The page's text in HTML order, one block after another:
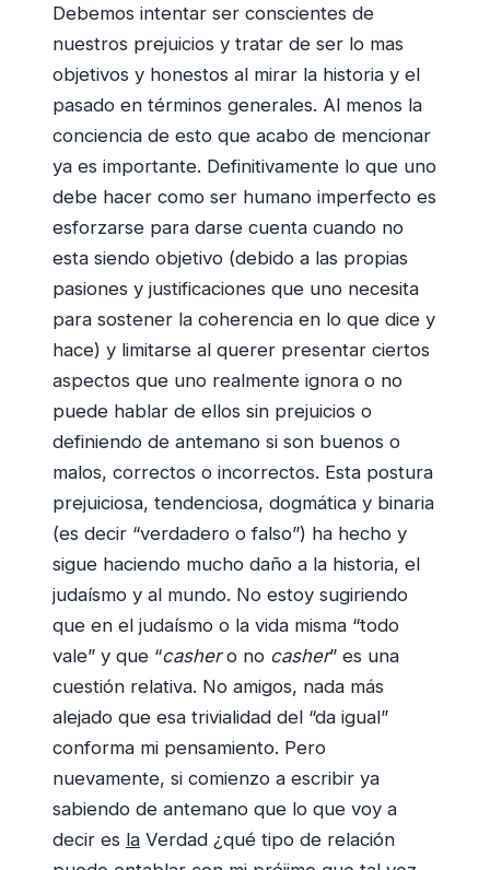
Debemos intentar ser conscientes de
nuestros prejuicios y tratar de ser lo mas
objetivos y honestos al mirar la historia y el
pasado en términos generales. Al menos la
conciencia de esto que acabo de mencionar
ya es importante. Definitivamente lo que uno
debe hacer como ser humano imperfecto es
esforzarse para darse cuenta cuando no
esta siendo objetivo (debido a las propias
pasiones y justificaciones que uno necesita
para sostener la coherencia en lo que dice y
hace) y limitarse al querer presentar ciertos
aspectos que uno realmente ignora o no
puede hablar de ellos sin prejuicios o
definiendo de antemano si son buenos o
malos, correctos o incorrectos. Esta postura
prejuiciosa, tendenciosa, dogmática y binaria
(es decir “verdadero o falso”) ha hecho y
sigue haciendo mucho daño a la historia, el
judaísmo y al mundo. No estoy sugiriendo
que en el judaísmo o la vida misma “todo
vale” y que “cashero no casher” es una
cuestión relativa. No amigos, nada más
alejado que esa trivialidad del “da igual”
conforma mi pensamiento. Pero
nuevamente, si comienzo a escribir ya
sabiendo de antemano que lo que voy a
decir es la Verdad ¿qué tipo de relación